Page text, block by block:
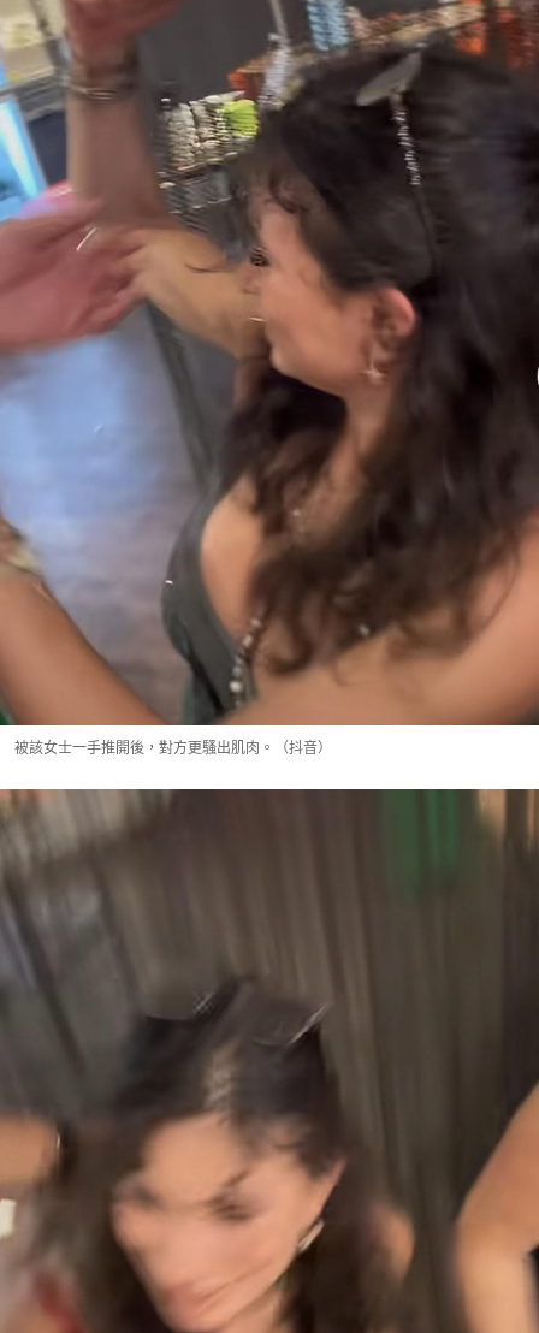
被該女士一手推開後，對方更騷出肌肉。（抖音）